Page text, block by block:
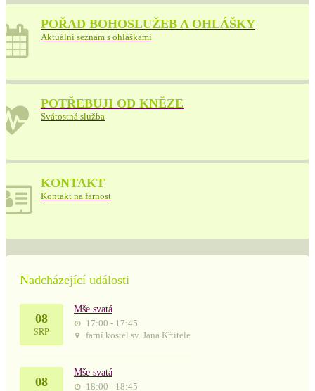
POŘAD BOHOSLUŽEB A OHLÁŠKY
Aktuální seznam s ohláškami
POTŘEBUJI OD KNĚZE
Svátostná služba
KONTAKT
Kontakt na farnost
Nadcházející události
08
SRP
Mše svatá
17:00 - 17:45
farní kostel sv. Jana Křtitele
08
Mše svatá
18:00 - 18:45